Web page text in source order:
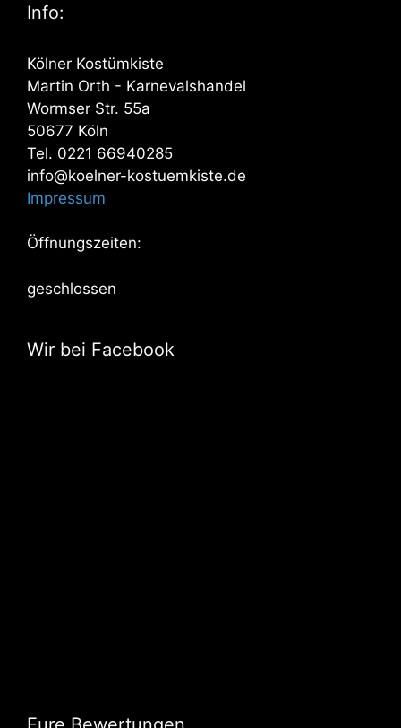
Info:
Kölner Kostümkiste
Martin Orth - Karnevalshandel
Wormser Str. 55a
50677 Köln
Tel. 0221 66940285
info@koelner-kostuemkiste.de
Impressum
Öffnungszeiten:
geschlossen
Wir bei Facebook